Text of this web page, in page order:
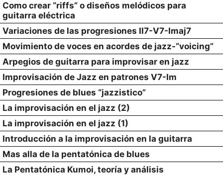
Como crear “riffs” o diseños melódicos para
guitarra eléctrica
Variaciones de las progresiones II7-V7-Imaj7
Movimiento de voces en acordes de jazz-“voicing”
Arpegios de guitarra para improvisar en jazz
Improvisación de Jazz en patrones V7-Im
Progresiones de blues “jazzistico”
La improvisación en el jazz (2)
La improvisación en el jazz (1)
Introducción a la improvisación en la guitarra
Mas alla de la pentatónica de blues
La Pentatónica Kumoi, teoría y análisis